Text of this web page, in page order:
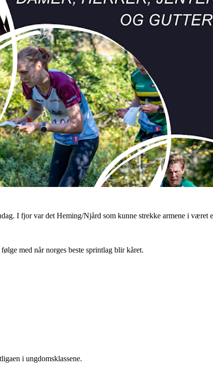
I fjor var det Heming/Njård som kunne strekke armene i været
med når norges beste sprintlag blir kåret.
i ungdomsklassene.